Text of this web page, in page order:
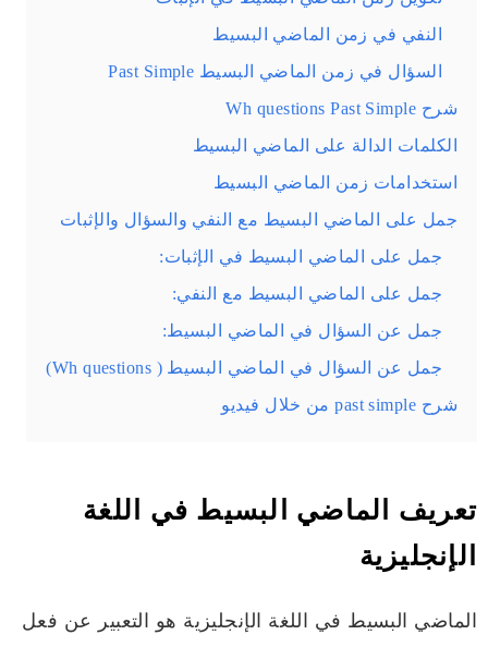
النفي في زمن الماضي البسيط
السؤال في زمن الماضي البسيط Past Simple
شرح Wh questions Past Simple
الكلمات الدالة على الماضي البسيط
استخدامات زمن الماضي البسيط
جمل على الماضي البسيط مع النفي والسؤال والإثبات
جمل على الماضي البسيط في الإثبات:
جمل على الماضي البسيط مع النفي:
جمل عن السؤال في الماضي البسيط:
جمل عن السؤال في الماضي البسيط ( Wh questions)
شرح past simple من خلال فيديو
تعريف الماضي البسيط في اللغة
الإنجليزية
الماضي البسيط في اللغة الإنجليزية هو التعبير عن فعل